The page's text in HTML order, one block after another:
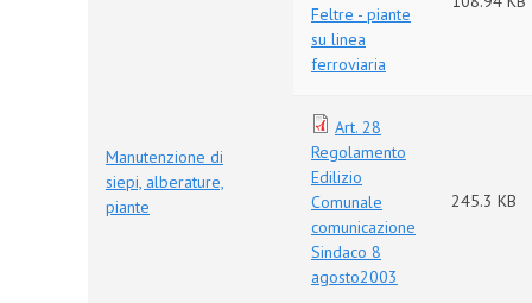
Manutenzione di
siepi, alberature,
piante
Feltre - piante
su linea
ferroviaria
Art. 28
Regolamento
Edilizio
Comunale
comunicazione
Sindaco 8
agosto2003
245.3 KB